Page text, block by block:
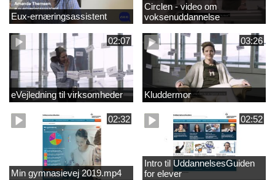
Eux-ernæringsassistent
Circlen - video om
voksenuddannelse
02:07
eVejledning til virksomheder
03:26
Kluddermor
02:32
Min gymnasievej 2019.mp4
02:52
Intro til UddannelsesGuiden
for elever